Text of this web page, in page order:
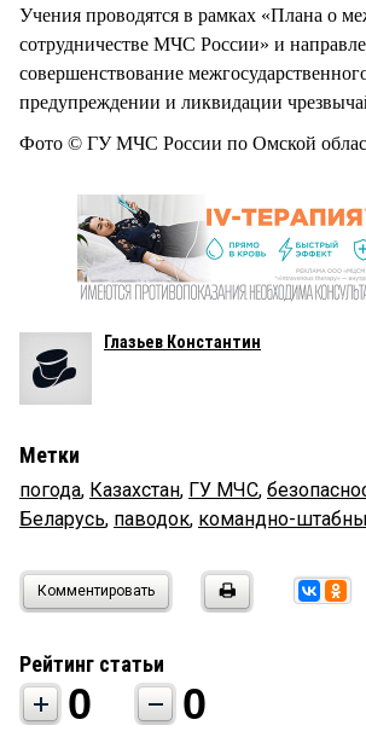
Учения проводятся в рамках «Плана о
сотрудничестве МЧС России» и
совершенствование
предупреждении и ликвидации
Фото © ГУ МЧС России по Омской
Глазьев Константин
Метки
погода, Казахстан, ГУ МЧС,
Беларусь, паводок, командно-
Комментировать
Рейтинг статьи
0 0